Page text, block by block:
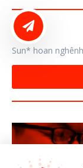
GÓP Ý
Sun* hoan
LIÊN HỆ